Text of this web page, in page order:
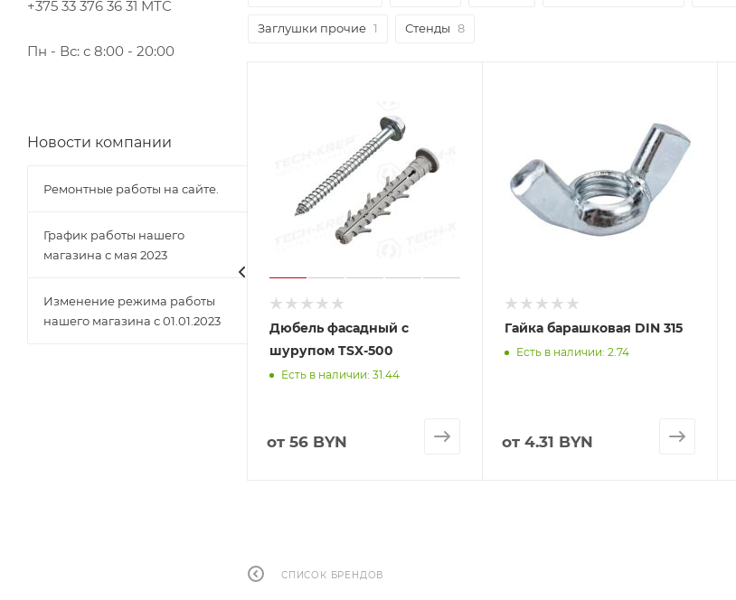
Заглушки прочие 1 Стенды 8
Шайба гроверная DIN 127
Дюбель фасадный с
шурупом TSX-500
Есть в наличии: 31.44
от 56 BYN
Гайка барашковая DIN 315
Есть в наличии: 2.74
от 4.31 BYN
СПИСОК БРЕНДОВ
+375 33 376 36 31 МТС
Пн - Вс: с 8:00 - 20:00
Новости компании
Ремонтные работы на сайте.
График работы нашего
магазина с мая 2023
Изменение режима работы
нашего магазина с 01.01.2023